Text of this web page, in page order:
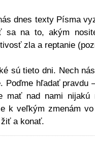
dnes texty Písma
sa na to, akým
zla a reptanie
sú tieto dni. Nech
Poďme hľadať pravdu
mať nad nami
k veľkým zmenám
a konať.